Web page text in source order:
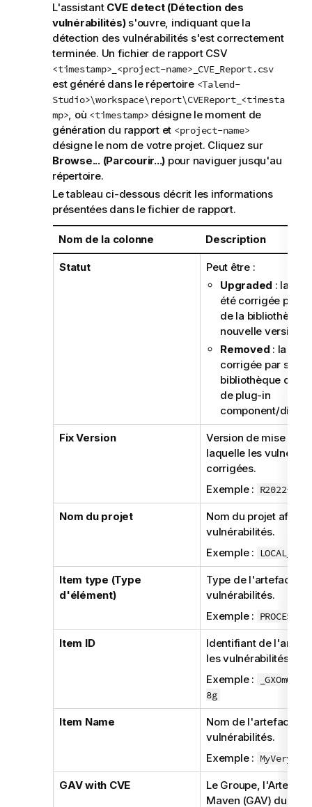
L'assistant CVE detect (Détection des
vulnérabilités)s'ouvre, indiquant que la
détection des vulnérabilités s'est correctement
terminée. Un fichier de rapport CSV
<timestamp>_<project-name>_CVE_Report.csv
est généré dans le répertoire <Talend-
Studio>\workspace\report\CVEReport_<timesta
mp>, où <timestamp> désigne le moment de
génération du rapport et <project-name>
désigne le nom de votre projet. Cliquez sur
Browse... (Parcourir...) pour naviguer jusqu'au
répertoire.
Le tableau ci-dessous décrit les informations
présentées dans le fichier de rapport.
Nom de la colonne Description
Statut
Peut être :
Upgraded : la
été corrigée par
de la bibliothèque
nouvelle version.
Removed : la
corrigée par
bibliothèque des
de plug-in
component/
Fix Version
Version de mise à
laquelle les
corrigées.
Exemple : R2022-03
Nom du projet
Nom du projet
vulnérabilités.
Exemple :
Item type (Type
d'élément)
Type de l'artefact
vulnérabilités.
Exemple : PROCESS
Item ID
Identifiant de
les vulnérabilités.
Exemple :
8g
Item Name
Nom de l'artefact
vulnérabilités.
Exemple :
GAV with CVE
Le Groupe, l'Artefact
Maven (GAV) du